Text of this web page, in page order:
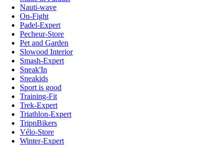
Nauti-wave
On-Fight
Padel-Expert
Pecheur-Store
Pet and Garden
Slowood Interior
Smash-Expert
Sneak'In
Sneakids
Sport is good
Training-Fit
Trek-Expert
Triathlon-Expert
TripnBikers
Vélo-Store
Winter-Expert